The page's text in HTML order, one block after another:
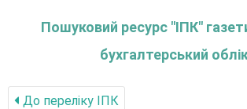
Пошуковий ресурс "ІПК"
бухгалтерський
До переліку IПК